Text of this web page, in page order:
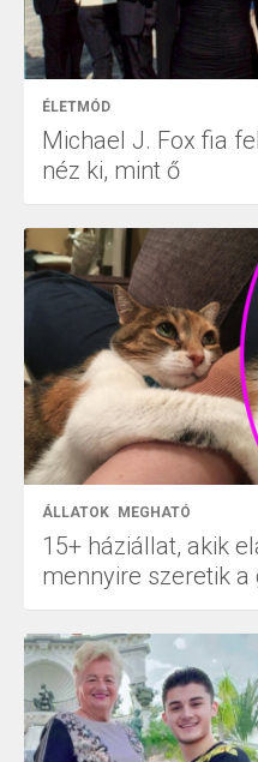
ÉLETMÓD
Michael J. Fox fia
néz ki, mint ő
ÁLLATOK MEGHATÓ
15+ háziállat, akik
mennyire szeretik a